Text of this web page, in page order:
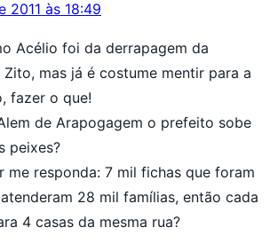
2011 às 18:49
Acélio foi da derrapagem da
mas já é costume mentir para a
fazer o que!
de Arapogagem o prefeito sobe
peixes?
me responda: 7 mil fichas que foram
28 mil famílias, então cada
4 casas da mesma rua?